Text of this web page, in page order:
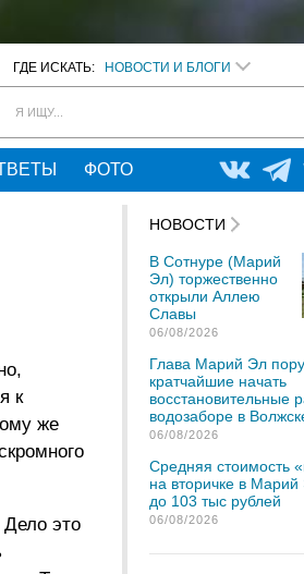
ГДЕ ИСКАТЬ: НОВОСТИ И БЛОГИ
Я ИЩУ...
ФОТО
к
же
Дело это
НОВОСТИ
В Сотнуре (Марий
Эл) торжественно
открыли Аллею
Славы
06/08/2026
Глава Марий Эл
кратчайшие начать
восстановительные
водозаборе в
06/08/2026
Средняя стоимость
на вторичке в
до 103 тыс рублей
06/08/2026